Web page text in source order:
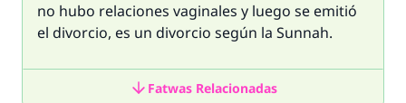
no hubo relaciones vaginales y luego se emitió
el divorcio, es un divorcio según la Sunnah.
Fatwas Relacionadas